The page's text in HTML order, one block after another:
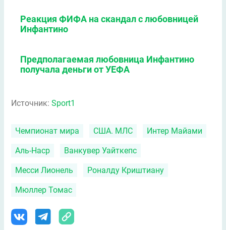
Реакция ФИФА на скандал с любовницей
Инфантино
Предполагаемая любовница Инфантино
получала деньги от УЕФА
Источник: Sport1
Чемпионат мира США. МЛС Интер Майами
Аль-Наср Ванкувер Уайткепс
Месси Лионель Роналду Криштиану
Мюллер Томас